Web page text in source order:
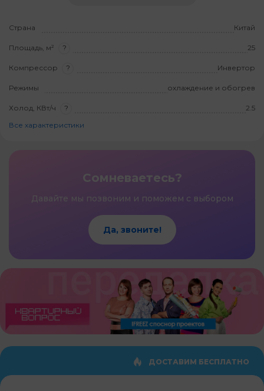
Страна Китай
Площадь, м² ? 25
Компрессор ? Инвертор
Режимы охлаждение и обогрев
Холод, КВт/ч ?
2.5
Все характеристики
Сомневаетесь?
Давайте мы позвоним и поможем с выбором
Да, звоните!
ДОСТАВИМ БЕСПЛАТНО